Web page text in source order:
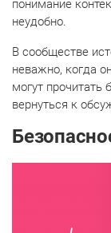
понимание
неудобно.
В сообществе
неважно, когда
могут прочитать
вернуться к